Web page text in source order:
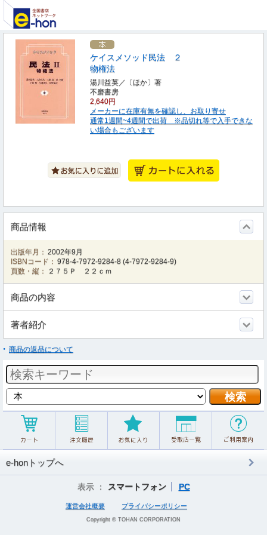
ケイスメソッド民法 ２
物権法
湯川益英／〔ほか〕著
不磨書房
2,640円
メーカーに在庫有無を確認し、お取り寄せ
通常1週間~4週間で出荷 ※品切れ等で入手できな
い場合もございます
商品情報
出版年月： 2002年9月
ISBNコード： 978-4-7972-9284-8 (4-7972-9284-9)
頁数・縦：
２７５Ｐ ２２ｃｍ
商品の内容
著者紹介
商品の返品について
e-honトップへ
表示 ： スマートフォン PC
運営会社概要 プライバシーポリシー
Copyright © TOHAN CORPORATION